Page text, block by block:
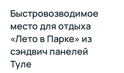
Быстровозводимое
место для отдыха
«Лето в Парке» из
сэндвич панелей
Туле